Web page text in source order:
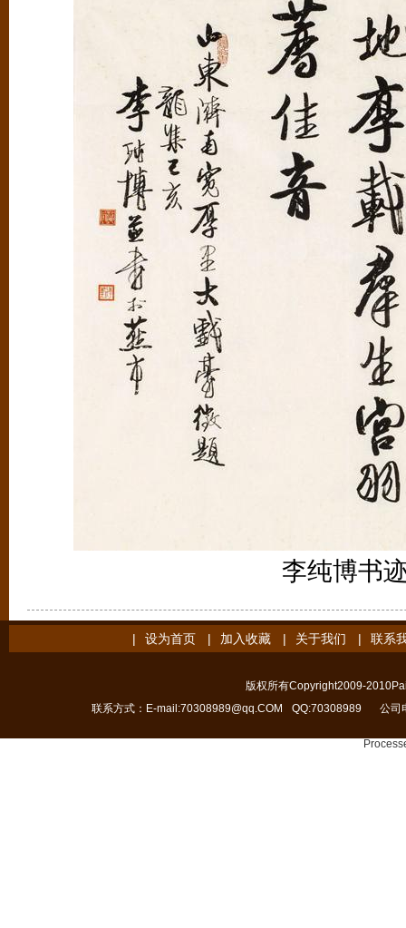
李纯博书
| 设为首页 | 加入收藏 | 关于我们 | 联系
版权所有Copyright2009-
联系方式：E-mail:70308989@qq.COM
QQ:70308989 公司